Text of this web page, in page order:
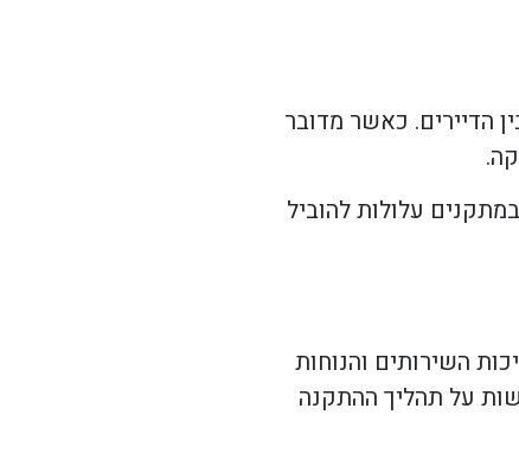
הדיירים. כאשר מדובר
עלולות להוביל
השירותים והנוחות
על תהליך ההתקנה